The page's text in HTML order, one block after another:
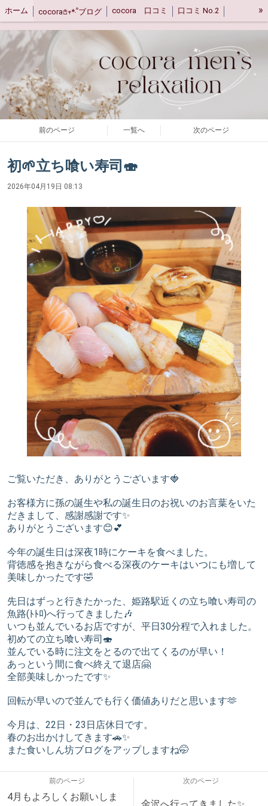
ホーム cocora𖤘𖥧*‧ﹾブログ cocora 口コミ 口コミ No.2
キャンセルポリシー ご案内 アクセス
»
前のページ 一覧へ 次のページ
初🌱立ち喰い寿司🍣
2026年04月19日 08:13
ご覧いただき、ありがとうございます🍓
お客様方に孫の誕生や私の誕生日のお祝いのお言葉をいた
だきまして、感謝感謝です✨
ありがとうございます😊💕
今年の誕生日は深夜1時にケーキを食べました。
背徳感を抱きながら食べる深夜のケーキはいつにも増して
美味しかったです🤣
先日はずっと行きたかった、姫路駅近くの立ち喰い寿司の
魚路(ﾄﾄﾛ)へ行ってきました🎶
いつも並んでいるお店ですが、平日30分程で入れました。
初めての立ち喰い寿司🍣
並んでいる時に注文をとるので出てくるのが早い！
あっという間に食べ終えて退店🤗
全部美味しかったです✨
回転が早いので並んでも行く価値ありだと思います🫶
今月は、22日・23日店休日です。
春のお出かけしてきます🚗✨
また食いしん坊ブログをアップしますね🤭
前のページ
4月もよろしくお願いしま
次のページ